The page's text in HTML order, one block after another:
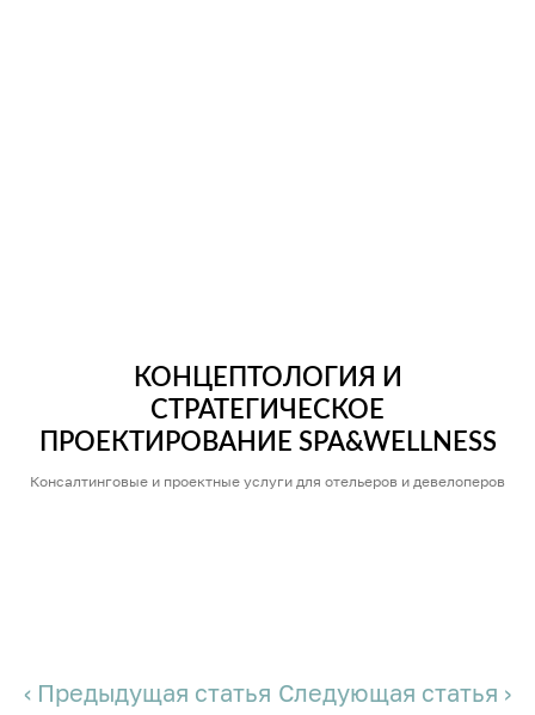
КОНЦЕПТОЛОГИЯ И
СТРАТЕГИЧЕСКОЕ
ПРОЕКТИРОВАНИЕ SPA&WELLNESS
Консалтинговые и проектные услуги для отельеров и девелоперов
‹ Предыдущая статья Следующая статья ›